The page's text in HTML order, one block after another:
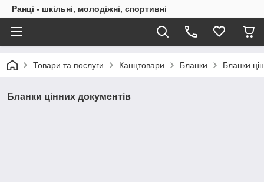
Ранці - шкільні, молодіжні, спортивні
Товари та послуги Канцтовари Бланки Бланки
Бланки цінних документів